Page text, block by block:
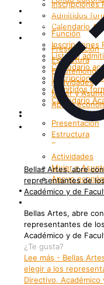
Inscripciones
Admitidos
Calendario
Bienestar
Presentación
Estructura
Enrutemonos
Actividades
Mujer y
Apoyo
Internacionalización
Patrimonio
Grupos Artísticos
Registro
Función
Inscripciones
Lista de
Calendario
Inscripciones
Admitidos
Calendario
Bienestar
Presentación
Estructura
Enrutemonos
Actividades
Mujer y
Apoyo
Bellas Artes, abre
representantes de
Académico y de
Bellas Artes, abre
representantes de
Académico y de
¿Te gusta?
Lee más - Bellas
elegir a los
Directivo, Académico